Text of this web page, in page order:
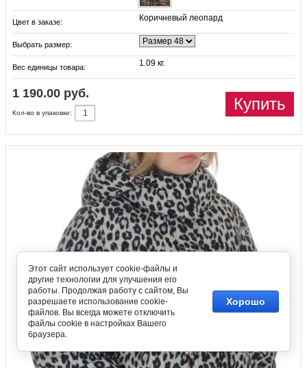
Цвет в заказе: Коричневый леопард
Выбрать размер:
Вес единицы товара: 1.09 кг.
1 190.00 руб.
Купить
Кол-во в упаковке:
Этот сайт использует cookie-файлы и
другие технологии для улучшения его
работы. Продолжая работу с сайтом, Вы
разрешаете использование cookie-
файлов. Вы всегда можете отключить
файлы cookie в настройках Вашего
браузера.
Хорошо